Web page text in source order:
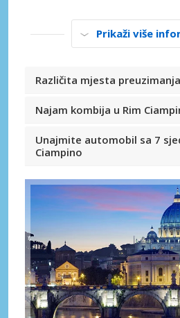
Prikaži više
Različita mjesta
Najam kombija u Rim
Unajmite automobil sa 7
Ciampino